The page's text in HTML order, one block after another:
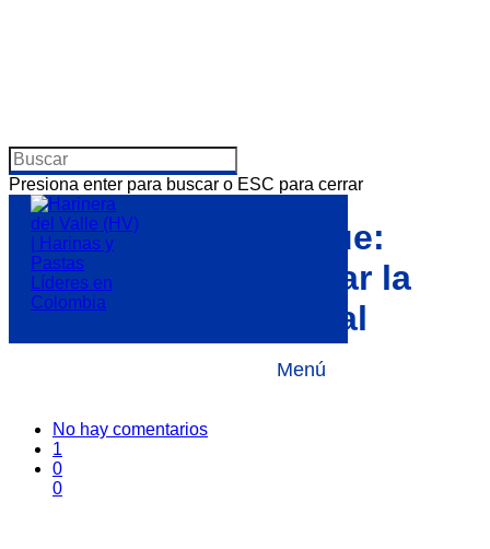
Presiona enter para buscar o ESC para cerrar
Menú
EcoFestival al parque:
Un día para despertar la
conciencia ambiental
Personas,
No hay comentarios
1
0
0